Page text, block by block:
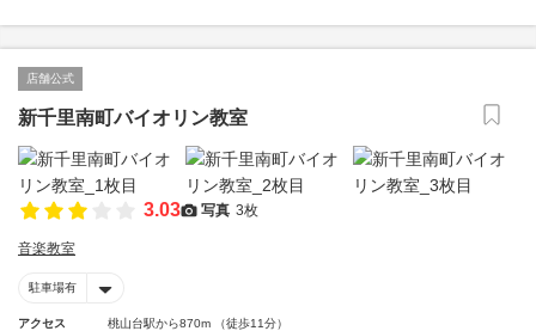
店舗公式
新千里南町バイオリン教室
3.03 写真 3枚
音楽教室
駐車場有
アクセス
桃山台駅から870m （徒歩11分）